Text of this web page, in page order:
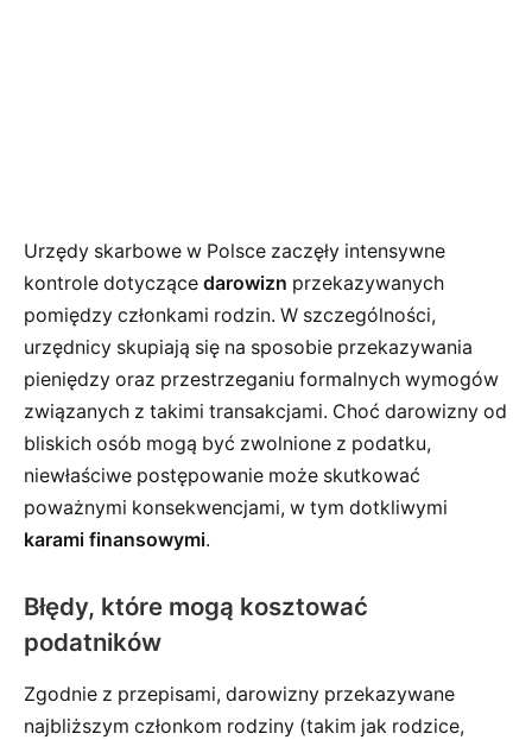
Urzędy skarbowe w Polsce zaczęły intensywne
kontrole dotyczące darowizn przekazywanych
pomiędzy członkami rodzin. W szczególności,
urzędnicy skupiają się na sposobie przekazywania
pieniędzy oraz przestrzeganiu formalnych wymogów
związanych z takimi transakcjami. Choć darowizny od
bliskich osób mogą być zwolnione z podatku,
niewłaściwe postępowanie może skutkować
poważnymi konsekwencjami, w tym dotkliwymi
karami finansowymi.
Błędy, które mogą kosztować
podatników
Zgodnie z przepisami, darowizny przekazywane
najbliższym członkom rodziny (takim jak rodzice,